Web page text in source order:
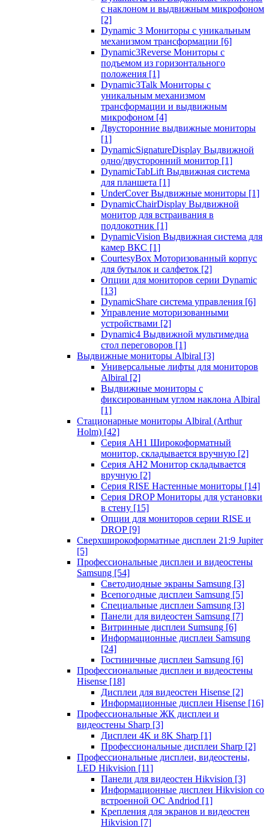
с наклоном и выдвижным микрофоном
[2]
Dynamic 3 Мониторы с уникальным
механизмом трансформации [6]
Dynamic3Reverse Мониторы с
подъемом из горизонтального
положения [1]
Dynamic3Talk Мониторы с
уникальным механизмом
трансформации и выдвижным
микрофоном [4]
Двусторонние выдвижные мониторы
[1]
DynamicSignatureDisplay Выдвижной
одно/двусторонний монитор [1]
DynamicTabLift Выдвижная система
для планшета [1]
UnderCover Выдвижные мониторы [1]
DynamicChairDisplay Выдвижной
монитор для встраивания в
подлокотник [1]
DynamicVision Выдвижная система для
камер ВКС [1]
CourtesyBox Моторизованный корпус
для бутылок и салфеток [2]
Опции для мониторов серии Dynamic
[13]
DynamicShare система управления [6]
Управление моторизованными
устройствами [2]
Dynamic4 Выдвижной мультимедиа
стол переговоров [1]
Выдвижные мониторы Albiral [3]
Универсальные лифты для мониторов
Albiral [2]
Выдвижные мониторы с
фиксированным углом наклона Albiral
[1]
Стационарные мониторы Albiral (Arthur
Holm) [42]
Серия AH1 Широкоформатный
монитор, складывается вручную [2]
Серия AH2 Монитор складывается
вручную [2]
Серия RISE Настенные мониторы [14]
Серия DROP Мониторы для установки
в стену [15]
Опции для мониторов серии RISE и
DROP [9]
Сверхширокоформатные дисплеи 21:9 Jupiter
[5]
Профессиональные дисплеи и видеостены
Samsung [54]
Светодиодные экраны Samsung [3]
Всепогодные дисплеи Samsung [5]
Специальные дисплеи Samsung [3]
Панели для видеостен Samsung [7]
Витринные дисплеи Sumsung [6]
Информационные дисплеи Samsung
[24]
Гостиничные дисплеи Samsung [6]
Профессиональные дисплеи и видеостены
Hisense [18]
Дисплеи для видеостен Hisense [2]
Информационные дисплеи Hisense [16]
Профессиональные ЖК дисплеи и
видеостены Sharp [3]
Дисплеи 4K и 8K Sharp [1]
Профессиональные дисплеи Sharp [2]
Профессиональные дисплеи, видеостены,
LED Hikvision [11]
Панели для видеостен Hikvision [3]
Информационные дисплеи Hikvision со
встроенной ОС Andriod [1]
Крепления для экранов и видеостен
Hikvision [7]